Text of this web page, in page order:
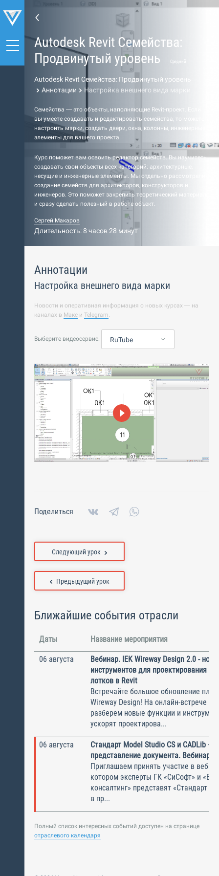
Autodesk Revit Семейства:
Продвинутый уровень
Средний
Autodesk Revit Семейства: Продвинутый уровень
Аннотации
Настройка внешнего вида марки
Семейства — это объекты, наполняющие Revit-проект. Если
вы умеете создавать и редактировать семейства, то можете
настроить марки, создать двери, окна, колонны, инженерные
элементы для вашего проекта.
Курс поможет вам освоить редактор семейств. Вы научитесь
создавать свои объекты всех категорий: архитектурные,
несущие и инженерные элементы. Мы отдельно рассмотрели
создание семейств для архитекторов, конструкторов и
инженеров. Это поможет закрепить теоретический материал
и сразу сделать полезный в работе объект.
Сергей Макаров
Длительность: 8 часов 28 минут
Аннотации
Настройка внешнего вида марки
Новости и оперативная информация о новых курсах — на
каналах в Макс и Telegram.
Выберите видеосервис: RuTube
Поделиться
Предыдущий урок
Следующий урок
Ближайшие события отрасли
Даты Название мероприятия
06 августа
Вебинар. IEK Wireway Design 2.0 -
инструментов для проектирования
лотков в Revit
Встречайте большое обновление
Wireway Design! На онлайн-встрече
разберем новые функции и
ускорят проектирова...
06 августа
Стандарт Model Studio CS и CADLib —
представление документа. Вебинар
Приглашаем принять участие в
котором эксперты ГК «СиСофт» и
консалтинг» представят «Стандарт
в пр...
Полный список интересных событий доступен на странице
отраслевого календаря